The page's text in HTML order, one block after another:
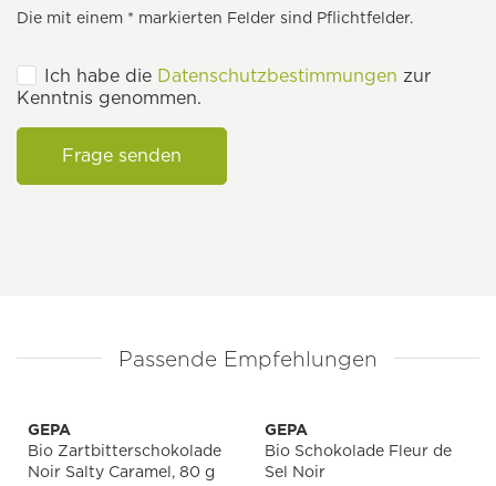
Die mit einem * markierten Felder sind Pflichtfelder.
Ich habe die Datenschutzbestimmungen zur
Kenntnis genommen.
Frage senden
Passende Empfehlungen
GEPA
Bio Zartbitterschokolade
Noir Salty Caramel, 80 g
GEPA
Bio Schokolade Fleur de
Sel Noir